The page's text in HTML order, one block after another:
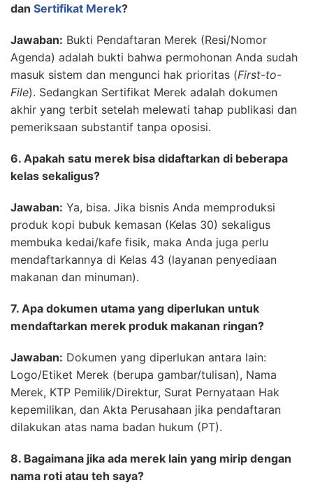
dan Sertifikat Merek?
Jawaban: Bukti Pendaftaran Merek (Resi/Nomor
Agenda) adalah bukti bahwa permohonan Anda sudah
masuk sistem dan mengunci hak prioritas (First-to-
File). Sedangkan Sertifikat Merek adalah dokumen
akhir yang terbit setelah melewati tahap publikasi dan
pemeriksaan substantif tanpa oposisi.
6. Apakah satu merek bisa didaftarkan di beberapa
kelas sekaligus?
Jawaban: Ya, bisa. Jika bisnis Anda memproduksi
produk kopi bubuk kemasan (Kelas 30) sekaligus
membuka kedai/kafe fisik, maka Anda juga perlu
mendaftarkannya di Kelas 43 (layanan penyediaan
makanan dan minuman).
7. Apa dokumen utama yang diperlukan untuk
mendaftarkan merek produk makanan ringan?
Jawaban: Dokumen yang diperlukan antara lain:
Logo/Etiket Merek (berupa gambar/tulisan), Nama
Merek, KTP Pemilik/Direktur, Surat Pernyataan Hak
kepemilikan, dan Akta Perusahaan jika pendaftaran
dilakukan atas nama badan hukum (PT).
8. Bagaimana jika ada merek lain yang mirip dengan
nama roti atau teh saya?